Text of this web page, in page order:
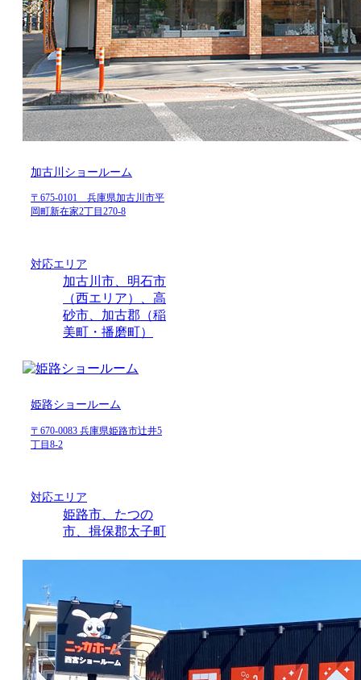
加古川ショールーム
〒675-0101 兵庫県加古川市平
岡町新在家2丁目270-8
対応エリア
加古川市、明石市
（西エリア）、高
砂市、加古郡（稲
美町・播磨町）
姫路ショールーム
〒670-0083 兵庫県姫路市辻井5
丁目8-2
対応エリア
姫路市、たつの
市、揖保郡太子町